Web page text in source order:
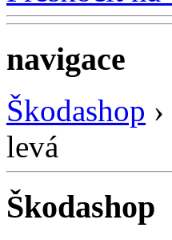
navigace
Škodashop ›
levá
Škodashop